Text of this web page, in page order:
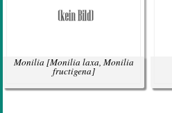
Monilia [Monilia laxa, Monilia
fructigena]